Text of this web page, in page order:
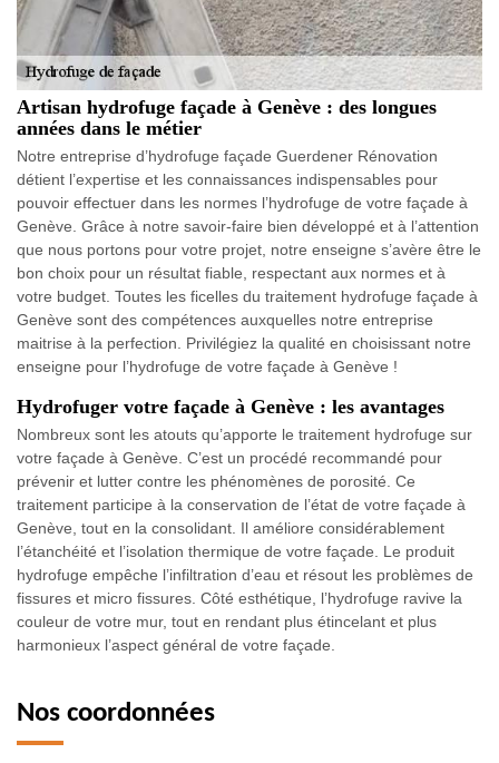
Artisan hydrofuge façade à Genève : des longues
années dans le métier
Notre entreprise d’hydrofuge façade Guerdener Rénovation
détient l’expertise et les connaissances indispensables pour
pouvoir effectuer dans les normes l’hydrofuge de votre façade à
Genève. Grâce à notre savoir-faire bien développé et à l’attention
que nous portons pour votre projet, notre enseigne s’avère être le
bon choix pour un résultat fiable, respectant aux normes et à
votre budget. Toutes les ficelles du traitement hydrofuge façade à
Genève sont des compétences auxquelles notre entreprise
maitrise à la perfection. Privilégiez la qualité en choisissant notre
enseigne pour l’hydrofuge de votre façade à Genève !
Hydrofuger votre façade à Genève : les avantages
Nombreux sont les atouts qu’apporte le traitement hydrofuge sur
votre façade à Genève. C’est un procédé recommandé pour
prévenir et lutter contre les phénomènes de porosité. Ce
traitement participe à la conservation de l’état de votre façade à
Genève, tout en la consolidant. Il améliore considérablement
l’étanchéité et l’isolation thermique de votre façade. Le produit
hydrofuge empêche l’infiltration d’eau et résout les problèmes de
fissures et micro fissures. Côté esthétique, l’hydrofuge ravive la
couleur de votre mur, tout en rendant plus étincelant et plus
harmonieux l’aspect général de votre façade.
Nos coordonnées